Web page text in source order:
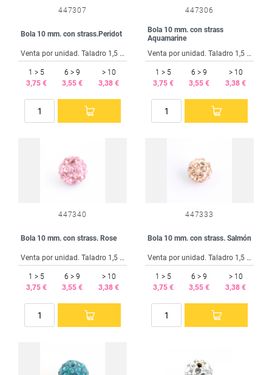
447307
Bola 10 mm. con strass.Peridot
Venta por unidad. Taladro 1,5 mm.
1 > 5
3,75 €
6 > 9
3,55 €
> 10
3,38 €
447306
Bola 10 mm. con strass
Aquamarine
Venta por unidad. Taladro 1,5 mm.
1 > 5
3,75 €
6 > 9
3,55 €
> 10
3,38 €
447340
Bola 10 mm. con strass. Rose
Venta por unidad. Taladro 1,5 mm.
1 > 5
3,75 €
6 > 9
3,55 €
> 10
3,38 €
447333
Bola 10 mm. con strass. Salmón
Venta por unidad. Taladro 1,5 mm.
1 > 5
3,75 €
6 > 9
3,55 €
> 10
3,38 €